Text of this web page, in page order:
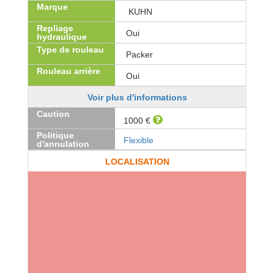
Marque
KUHN
Repliage
hydraulique
Oui
Type de rouleau
Packer
Rouleau arrière
Oui
Voir plus d'informations
Caution
1000 €
Politique
d'annulation
Flexible
LOCALISATION